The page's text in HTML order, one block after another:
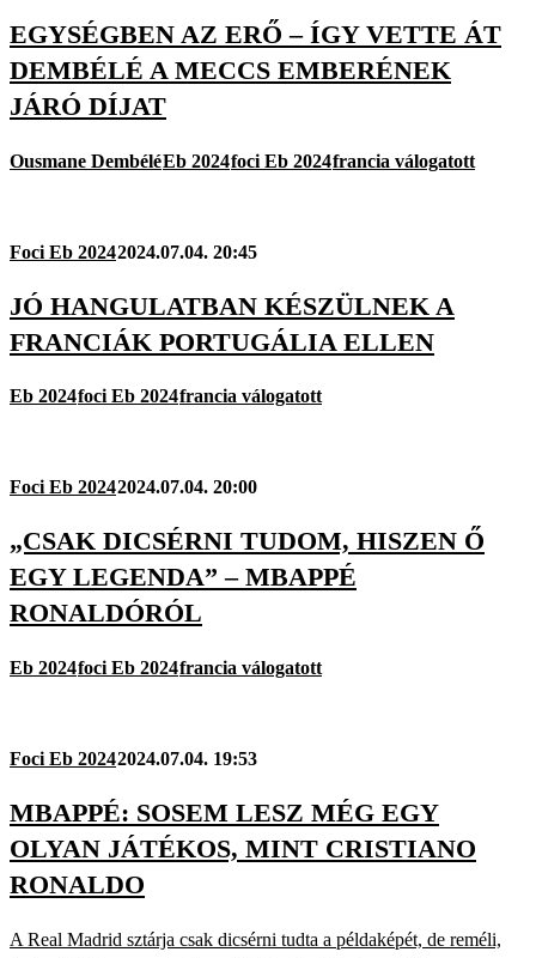
EGYSÉGBEN AZ ERŐ – ÍGY VETTE ÁT
DEMBÉLÉ A MECCS EMBERÉNEK
JÁRÓ DÍJAT
Ousmane DembéléEb 2024foci Eb 2024francia válogatott
Foci Eb 20242024.07.04. 20:45
JÓ HANGULATBAN KÉSZÜLNEK A
FRANCIÁK PORTUGÁLIA ELLEN
Eb 2024foci Eb 2024francia válogatott
Foci Eb 20242024.07.04. 20:00
„CSAK DICSÉRNI TUDOM, HISZEN Ő
EGY LEGENDA” – MBAPPÉ
RONALDÓRÓL
Eb 2024foci Eb 2024francia válogatott
Foci Eb 20242024.07.04. 19:53
MBAPPÉ: SOSEM LESZ MÉG EGY
OLYAN JÁTÉKOS, MINT CRISTIANO
RONALDO
A Real Madrid sztárja csak dicsérni tudta a példaképét, de reméli,